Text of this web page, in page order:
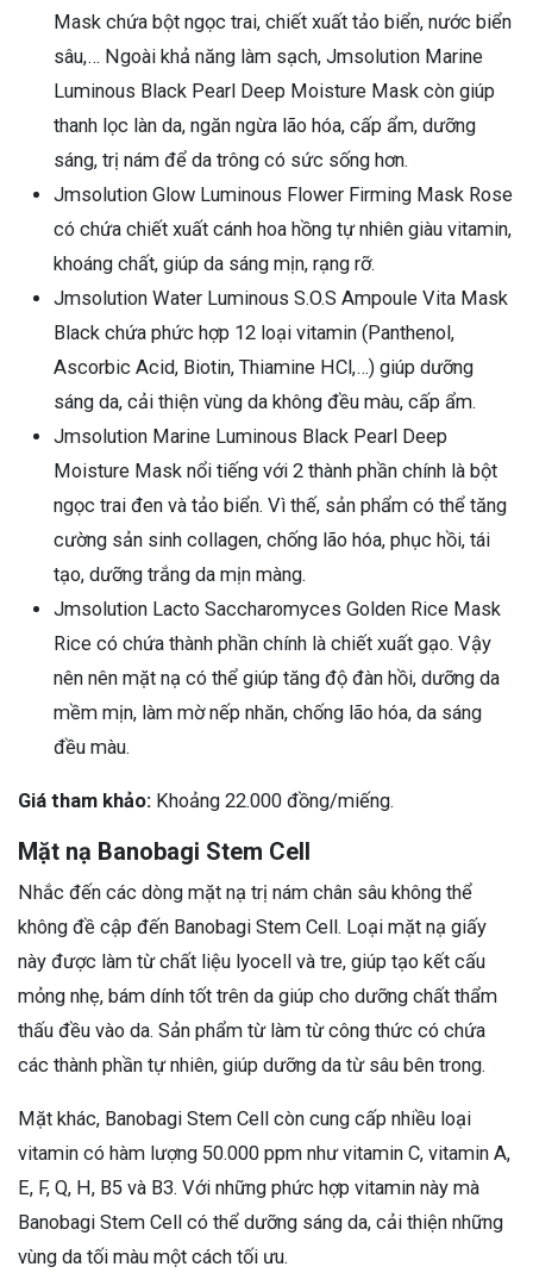
Mask chứa bột ngọc trai, chiết xuất tảo biển, nước biển
sâu,… Ngoài khả năng làm sạch, Jmsolution Marine
Luminous Black Pearl Deep Moisture Mask còn giúp
thanh lọc làn da, ngăn ngừa lão hóa, cấp ẩm, dưỡng
sáng, trị nám để da trông có sức sống hơn.
Jmsolution Glow Luminous Flower Firming Mask Rose
có chứa chiết xuất cánh hoa hồng tự nhiên giàu vitamin,
khoáng chất, giúp da sáng mịn, rạng rỡ.
Jmsolution Water Luminous S.O.S Ampoule Vita Mask
Black chứa phức hợp 12 loại vitamin (Panthenol,
Ascorbic Acid, Biotin, Thiamine HCl,…) giúp dưỡng
sáng da, cải thiện vùng da không đều màu, cấp ẩm.
Jmsolution Marine Luminous Black Pearl Deep
Moisture Mask nổi tiếng với 2 thành phần chính là bột
ngọc trai đen và tảo biển. Vì thế, sản phẩm có thể tăng
cường sản sinh collagen, chống lão hóa, phục hồi, tái
tạo, dưỡng trắng da mịn màng.
Jmsolution Lacto Saccharomyces Golden Rice Mask
Rice có chứa thành phần chính là chiết xuất gạo. Vậy
nên nên mặt nạ có thể giúp tăng độ đàn hồi, dưỡng da
mềm mịn, làm mờ nếp nhăn, chống lão hóa, da sáng
đều màu.
Giá tham khảo: Khoảng 22.000 đồng/miếng.
Mặt nạ Banobagi Stem Cell
Nhắc đến các dòng mặt nạ trị nám chân sâu không thể
không đề cập đến Banobagi Stem Cell. Loại mặt nạ giấy
này được làm từ chất liệu lyocell và tre, giúp tạo kết cấu
mỏng nhẹ, bám dính tốt trên da giúp cho dưỡng chất thẩm
thấu đều vào da. Sản phẩm từ làm từ công thức có chứa
các thành phần tự nhiên, giúp dưỡng da từ sâu bên trong.
Mặt khác, Banobagi Stem Cell còn cung cấp nhiều loại
vitamin có hàm lượng 50.000 ppm như vitamin C, vitamin A,
E, F, Q, H, B5 và B3. Với những phức hợp vitamin này mà
Banobagi Stem Cell có thể dưỡng sáng da, cải thiện những
vùng da tối màu một cách tối ưu.